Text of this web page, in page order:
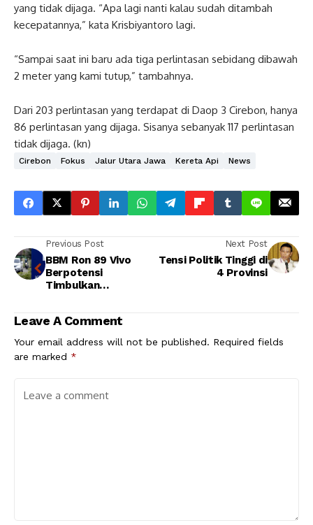
yang tidak dijaga. “Apa lagi nanti kalau sudah ditambah
kecepatannya,” kata Krisbiyantoro lagi.
“Sampai saat ini baru ada tiga perlintasan sebidang dibawah
2 meter yang kami tutup,” tambahnya.
Dari 203 perlintasan yang terdapat di Daop 3 Cirebon, hanya
86 perlintasan yang dijaga. Sisanya sebanyak 117 perlintasan
tidak dijaga. (kn)
Cirebon Fokus Jalur Utara Jawa Kereta Api News
Previous Post
BBM Ron 89 Vivo
Berpotensi
Timbulkan
Next Post
Tensi Politik Tinggi di
4 Provinsi
Leave A Comment
Your email address will not be published. Required fields
are marked *